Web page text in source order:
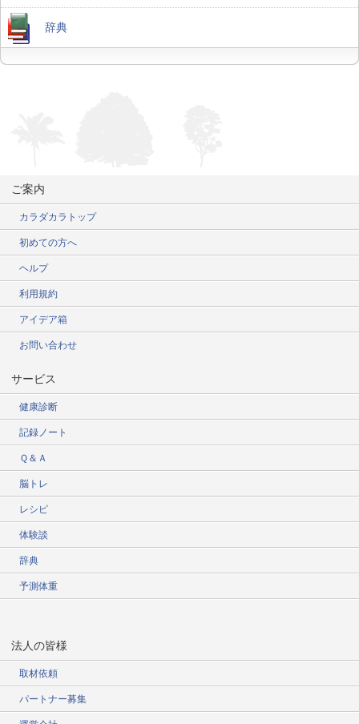
辞典
ご案内
カラダカラトップ
初めての方へ
ヘルプ
利用規約
アイデア箱
お問い合わせ
サービス
健康診断
記録ノート
Ｑ＆Ａ
脳トレ
レシピ
体験談
辞典
予測体重
法人の皆様
取材依頼
パートナー募集